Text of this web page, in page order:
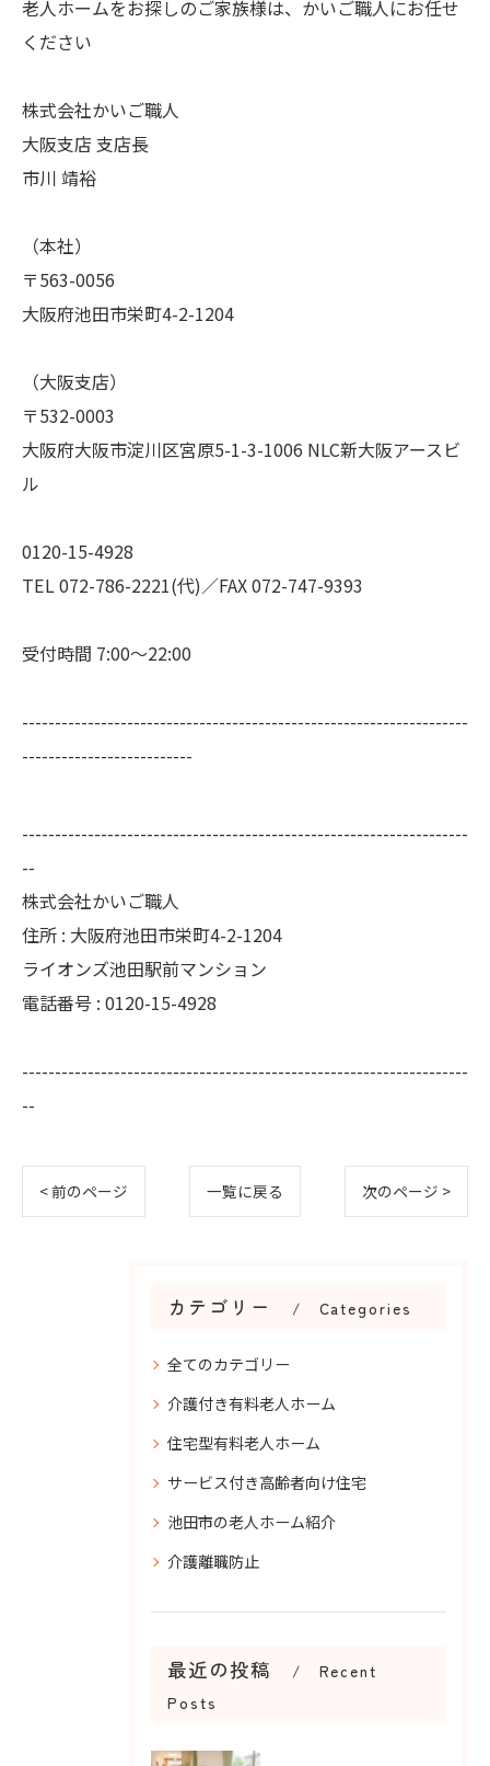
老人ホームをお探しのご家族様は、かいご職人にお任せ
ください
株式会社かいご職人
大阪支店 支店長
市川 靖裕
（本社）
〒563-0056
大阪府池田市栄町4-2-1204
（大阪支店）
〒532-0003
大阪府大阪市淀川区宮原5-1-3-1006 NLC新大阪アースビ
ル
0120-15-4928
TEL 072-786-2221(代)／FAX 072-747-9393
受付時間 7:00～22:00
--------------------------------------------------------------------
--------------------------
--------------------------------------------------------------------
--
株式会社かいご職人
住所 : 大阪府池田市栄町4-2-1204
ライオンズ池田駅前マンション
電話番号 : 0120-15-4928
--------------------------------------------------------------------
--
< 前のページ 一覧に戻る 次のページ >
カテゴリー Categories
全てのカテゴリー
介護付き有料老人ホーム
住宅型有料老人ホーム
サービス付き高齢者向け住宅
池田市の老人ホーム紹介
介護離職防止
最近の投稿
Recent
Posts